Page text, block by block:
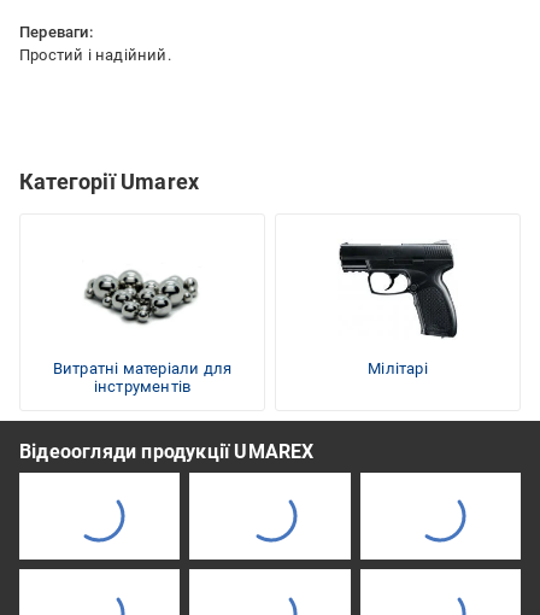
Переваги:
Простий і надійний.
Категорії Umarex
Витратні матеріали для
інструментів
Мілітарі
Відеоогляди продукції UMAREX